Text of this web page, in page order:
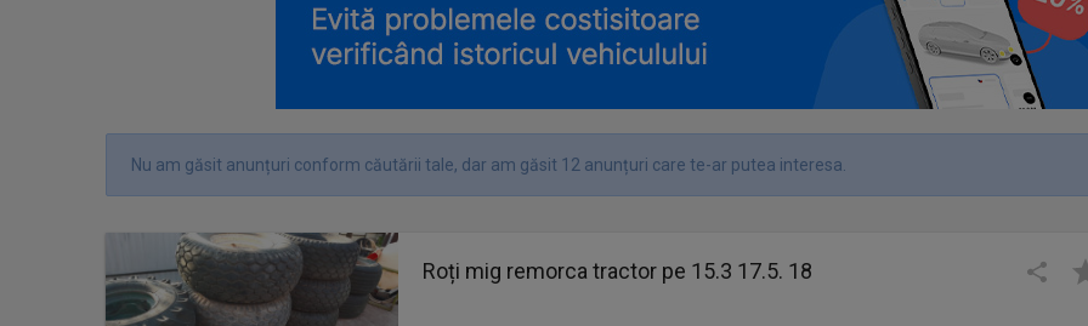
Nu am găsit anunțuri conform căutării tale, dar am găsit 12 anunțuri care te-ar putea interesa.
Roți mig remorca tractor pe 15.3 17.5. 18